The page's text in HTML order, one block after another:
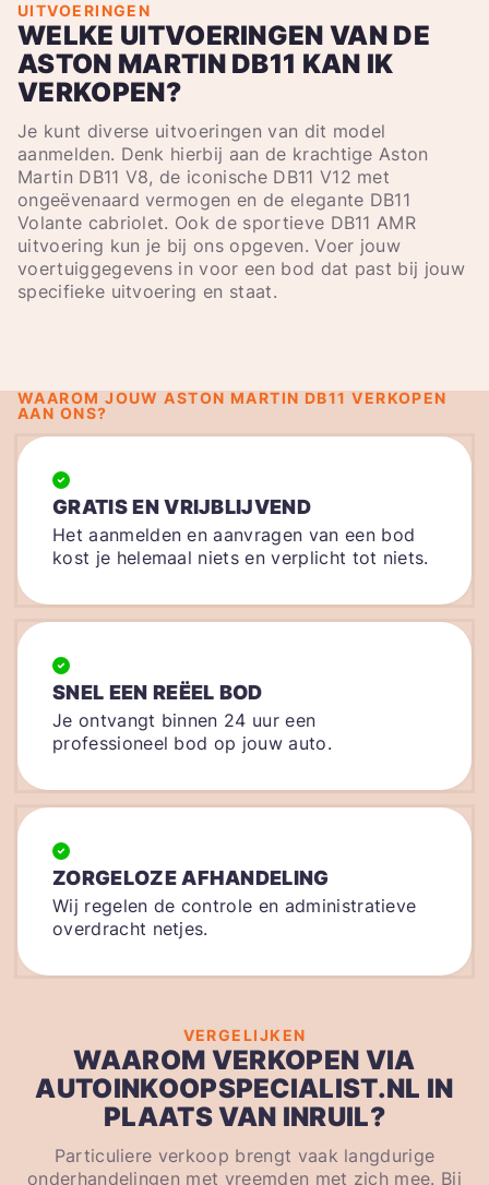
UITVOERINGEN
WELKE UITVOERINGEN VAN DE
ASTON MARTIN DB11 KAN IK
VERKOPEN?
Je kunt diverse uitvoeringen van dit model
aanmelden. Denk hierbij aan de krachtige Aston
Martin DB11 V8, de iconische DB11 V12 met
ongeëvenaard vermogen en de elegante DB11
Volante cabriolet. Ook de sportieve DB11 AMR
uitvoering kun je bij ons opgeven. Voer jouw
voertuiggegevens in voor een bod dat past bij jouw
specifieke uitvoering en staat.
WAAROM JOUW ASTON MARTIN DB11 VERKOPEN
AAN ONS?
GRATIS EN VRIJBLIJVEND
Het aanmelden en aanvragen van een bod
kost je helemaal niets en verplicht tot niets.
SNEL EEN REËEL BOD
Je ontvangt binnen 24 uur een
professioneel bod op jouw auto.
ZORGELOZE AFHANDELING
Wij regelen de controle en administratieve
overdracht netjes.
VERGELIJKEN
WAAROM VERKOPEN VIA
AUTOINKOOPSPECIALIST.NL IN
PLAATS VAN INRUIL?
Particuliere verkoop brengt vaak langdurige
onderhandelingen met vreemden met zich mee. Bij